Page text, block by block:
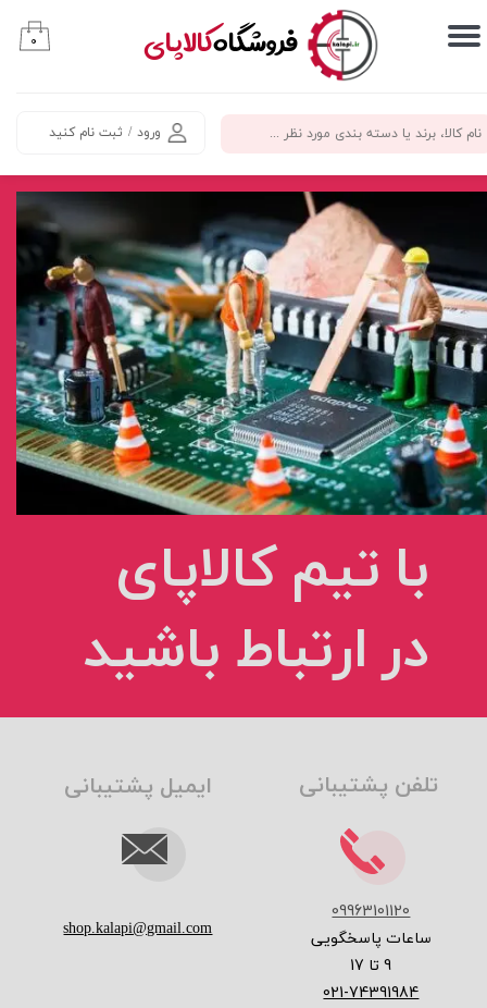
​فروشگاهکالاپای
ورود / ثبت نام کنید
حساب کاربری من
سفارشات
خروج از حساب کاربری
۰
با تیم کالاپای
در ارتباط باشید
تلفن پشتیبانی
09963101120
ساعات پاسخگویی
9 تا 17
021-74391984
ایمیل پشتیبانی
shop.kalapi@gmail.com